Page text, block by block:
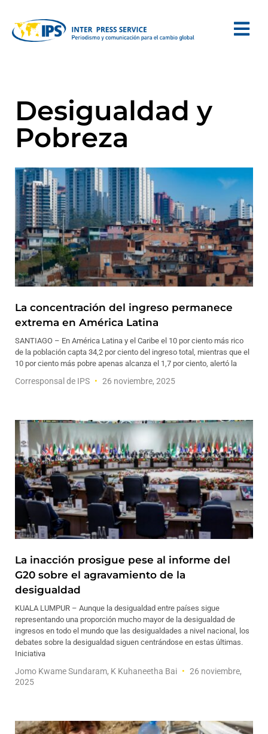
Desigualdad y
Pobreza
La concentración del ingreso permanece
extrema en América Latina
SANTIAGO – En América Latina y el Caribe el 10 por ciento más rico
de la población capta 34,2 por ciento del ingreso total, mientras que el
10 por ciento más pobre apenas alcanza el 1,7 por ciento, alertó la
Corresponsal de IPS 26 noviembre, 2025
La inacción prosigue pese al informe del
G20 sobre el agravamiento de la
desigualdad
KUALA LUMPUR – Aunque la desigualdad entre países sigue
representando una proporción mucho mayor de la desigualdad de
ingresos en todo el mundo que las desigualdades a nivel nacional, los
debates sobre la desigualdad siguen centrándose en estas últimas.
Iniciativa
Jomo Kwame Sundaram, K Kuhaneetha Bai
26 noviembre,
2025